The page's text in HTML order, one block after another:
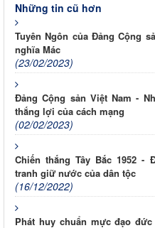
Những tin cũ hơn
Tuyên Ngôn của Đảng Cộng
nghĩa Mác
(23/02/2023)
Đảng Cộng sản Việt Nam -
thắng lợi của cách mạng
(02/02/2023)
Chiến thắng Tây Bắc 1952 -
tranh giữ nước của dân tộc
(16/12/2022)
Phát huy chuẩn mực đạo